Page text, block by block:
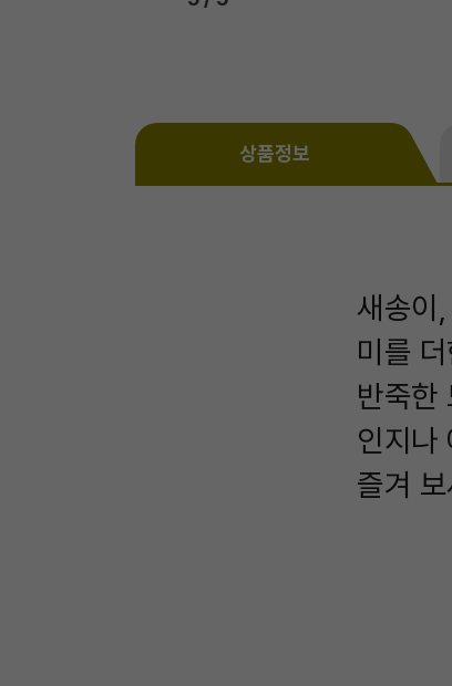
상품정보
새송이
미를
반죽한
인지나
즐겨